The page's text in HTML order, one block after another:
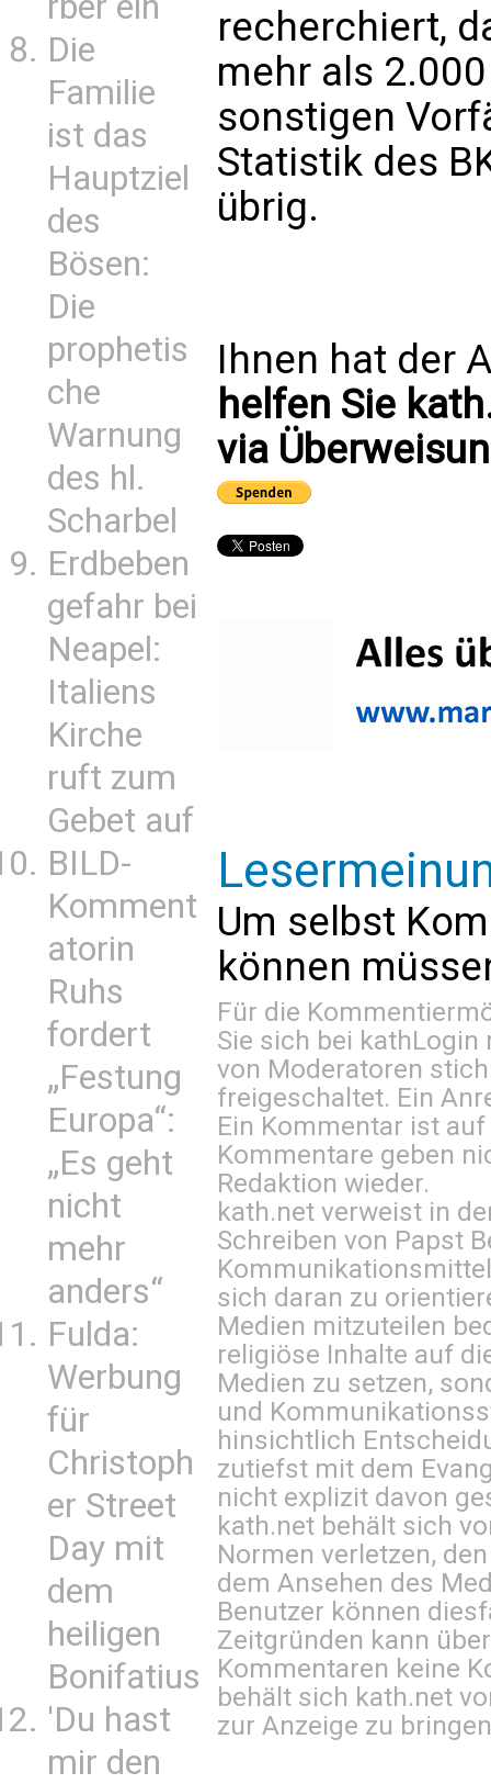
Die
Familie
ist das
Hauptziel
des
Bösen:
Die
prophetis
che
Warnung
des hl.
Scharbel
Erdbeben
gefahr bei
Neapel:
Italiens
Kirche
ruft zum
Gebet auf
BILD-
Komment
atorin
Ruhs
fordert
„Festung
Europa“:
„Es geht
nicht
mehr
anders“
Fulda:
Werbung
für
Christoph
er Street
Day mit
dem
heiligen
Bonifatius
'Du hast
mir den
recherchiert,
mehr als
sonstigen
Statistik des
übrig.
Ihnen hat der
helfen Sie
via
Um selbst
können
Für die
Sie sich bei kathLogin
von Moderatoren
freigeschaltet. Ein
Ein Kommentar ist
Kommentare geben
Redaktion wieder.
kath.net verweist in
Schreiben von Papst
sich daran zu
Medien mitzuteilen
religiöse Inhalte auf
Medien zu setzen,
und
hinsichtlich
zutiefst mit dem
nicht explizit davon
kath.net behält sich
Normen verletzen,
dem Ansehen des
Benutzer können
Zeitgründen kann
Kommentaren keine
behält sich kath.net
zur Anzeige zu